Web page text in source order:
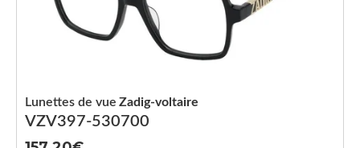
VZV397-530700
Lunettes de vue Zadig-voltaire